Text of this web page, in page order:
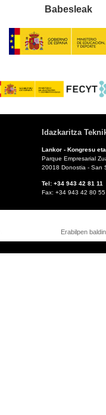
Babesleak
Idazkaritza
Lankor - Kongresu
Parque Empresarial
20018 Donostia - San
Tel: +34 943 42
Fax: +34 943 42
Erabilpen